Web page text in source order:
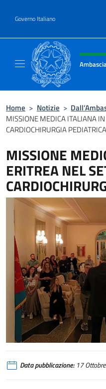
Governo Italiano
Intestazione
Home > Notizie >
MISSIONE MEDICA ITALIANA
CARDIOCHIRURGIA
MISSIONE
ERITREA NEL
Data pubblicazione:17